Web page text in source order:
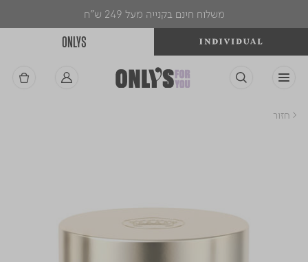
משלוח חינם בקנייה מעל 249 ש"ח
ONLYS
< חזור